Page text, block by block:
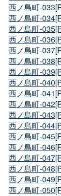
西ノ島町-
西ノ島町-
西ノ島町-
西ノ島町-
西ノ島町-
西ノ島町-
西ノ島町-
西ノ島町-
西ノ島町-
西ノ島町-
西ノ島町-
西ノ島町-
西ノ島町-
西ノ島町-
西ノ島町-
西ノ島町-
西ノ島町-
西ノ島町-